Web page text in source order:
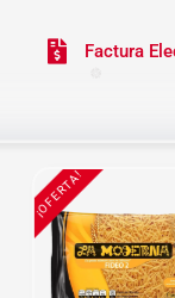
Factura
¡OFERTA!